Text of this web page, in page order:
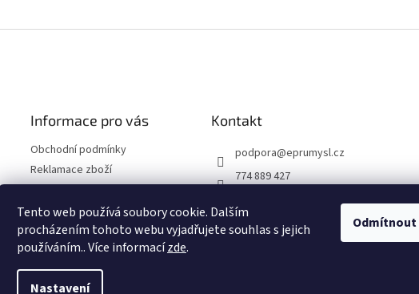
Tento web používá soubory cookie. Dalším
procházením tohoto webu vyjadřujete souhlas s jejich
používáním.. Více informacízde.
Nastavení
Odmítnout
Informace pro vás
Obchodní podmínky
Reklamace zboží
Kontakty
Moje objednávka
Kontakt
podpora@eprumysl.cz
774 889 427